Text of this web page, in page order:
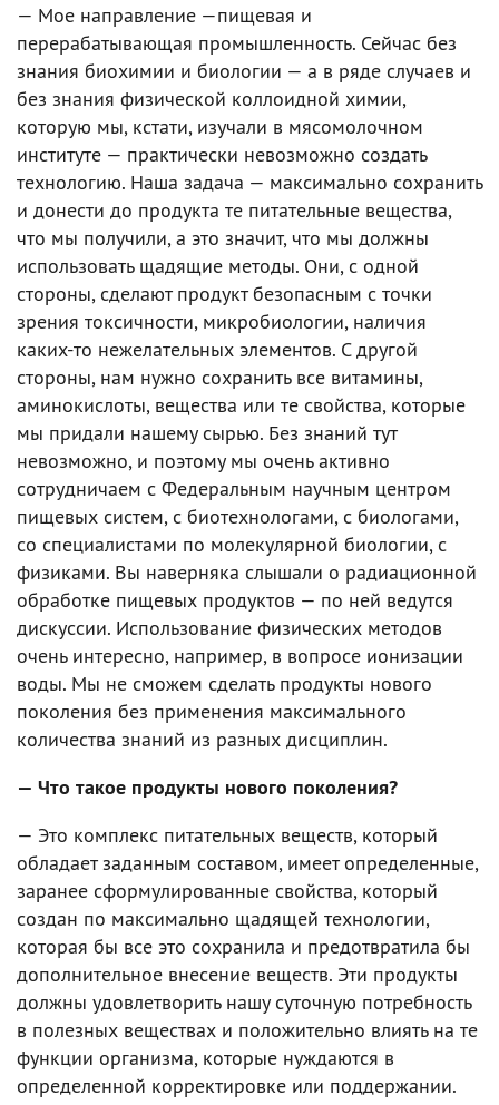
— Мое направление —пищевая и
перерабатывающая промышленность. Сейчас без
знания биохимии и биологии — а в ряде случаев и
без знания физической коллоидной химии,
которую мы, кстати, изучали в мясомолочном
институте — практически невозможно создать
технологию. Наша задача — максимально сохранить
и донести до продукта те питательные вещества,
что мы получили, а это значит, что мы должны
использовать щадящие методы. Они, с одной
стороны, сделают продукт безопасным с точки
зрения токсичности, микробиологии, наличия
каких-то нежелательных элементов. С другой
стороны, нам нужно сохранить все витамины,
аминокислоты, вещества или те свойства, которые
мы придали нашему сырью. Без знаний тут
невозможно, и поэтому мы очень активно
сотрудничаем с Федеральным научным центром
пищевых систем, с биотехнологами, с биологами,
со специалистами по молекулярной биологии, с
физиками. Вы наверняка слышали о радиационной
обработке пищевых продуктов — по ней ведутся
дискуссии. Использование физических методов
очень интересно, например, в вопросе ионизации
воды. Мы не сможем сделать продукты нового
поколения без применения максимального
количества знаний из разных дисциплин.
— Что такое продукты нового поколения?
— Это комплекс питательных веществ, который
обладает заданным составом, имеет определенные,
заранее сформулированные свойства, который
создан по максимально щадящей технологии,
которая бы все это сохранила и предотвратила бы
дополнительное внесение веществ. Эти продукты
должны удовлетворить нашу суточную потребность
в полезных веществах и положительно влиять на те
функции организма, которые нуждаются в
определенной корректировке или поддержании.